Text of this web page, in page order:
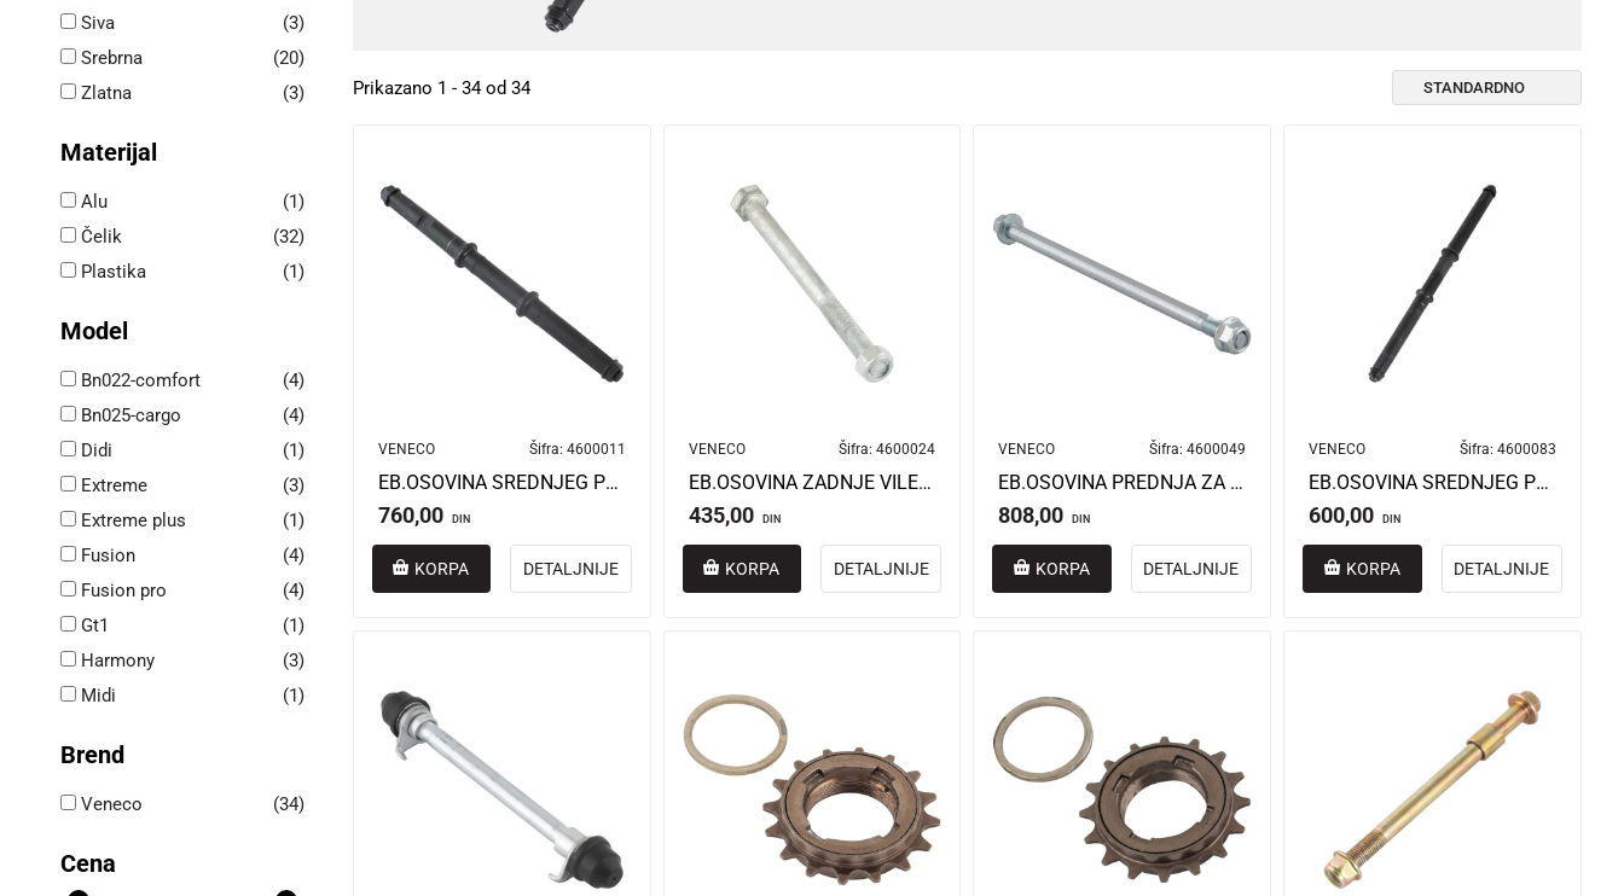
(3)
Siva
(20)
Srebrna
(3)
Zlatna
Materijal
(1)
Alu
(32)
Čelik
(1)
Plastika
Model
(4)
Bn022-comfort
(4)
Bn025-cargo
(1)
Didi
(3)
Extreme
(1)
Extreme plus
(4)
Fusion
(4)
Fusion pro
(1)
Gt1
(3)
Harmony
(1)
Midi
Brend
(34)
Veneco
Cena
Prikazano 1 - 34 od 34
VENECO Šifra: 4600011
EB.OSOVINA SREDNJEG POGONA ALU 77-66-77 VENECO MASTER 4/ULTRA AMP
760,00 DIN
KORPA DETALJNIJE
VENECO Šifra:4600024
EB.OSOVINA ZADNJE VILE HROMIRANA VENECO MASTER 4/ULTRA AMP
435,00 DIN
KORPA DETALJNIJE
VENECO Šifra:4600049
EB.OSOVINA PREDNJA ZA VENECO SPARK
808,00 DIN
KORPA DETALJNIJE
VENECO Šifra: 4600083
EB.OSOVINA SREDNJEG POGONA MINI POWER
600,00 DIN
KORPA DETALJNIJE